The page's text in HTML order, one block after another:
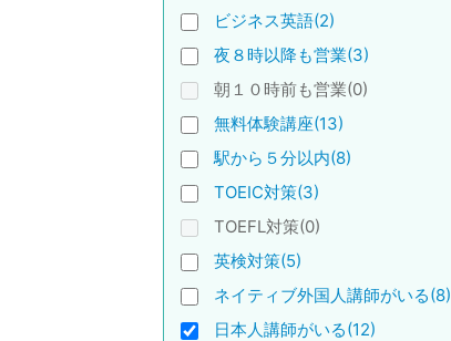
ビジネス英語(2)
夜８時以降も営業(3)
朝１０時前も営業(0)
無料体験講座(13)
駅から５分以内(8)
TOEIC対策(3)
TOEFL対策(0)
英検対策(5)
ネイティブ外国人講師がいる(8)
日本人講師がいる(12)